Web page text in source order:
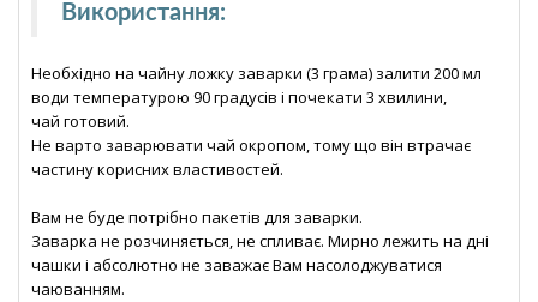
Використання:
Необхідно на чайну ложку заварки (3 грама) залити 200 мл
води температурою 90 градусів і почекати 3 хвилини,
чай готовий.
Не варто заварювати чай окропом, тому що він втрачає
частину корисних властивостей.
Вам не буде потрібно пакетів для заварки.
Заварка не розчиняється, не спливає. Мирно лежить на дні
чашки і абсолютно не заважає Вам насолоджуватися
чаюванням.